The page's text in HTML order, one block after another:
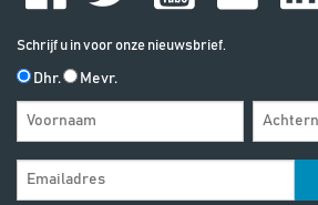
Schrijf u in voor onze nieuwsbrief.
Dhr. Mevr.